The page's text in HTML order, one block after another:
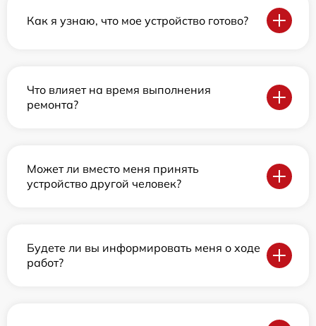
Как я узнаю, что мое устройство готово?
Что влияет на время выполнения
ремонта?
Может ли вместо меня принять
устройство другой человек?
Будете ли вы информировать меня о ходе
работ?